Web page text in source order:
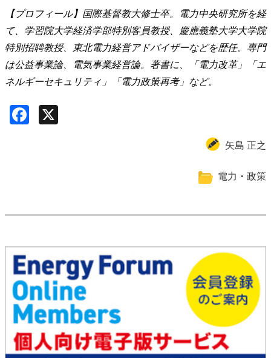
【プロフィール】国際基督教大修士卒。電力中央研究所を経
て、学習院大学経済学部特別客員教授、慶應義塾大学大学院
特別招聘教授、東北電力経営アドバイザーなどを歴任。専門
は公益事業論、電気事業経営論。著書に、「電力改革」「エ
ネルギーセキュリティ」「電力政策再考」など。
Facebook
矢島 正之
電力 ・ 政策